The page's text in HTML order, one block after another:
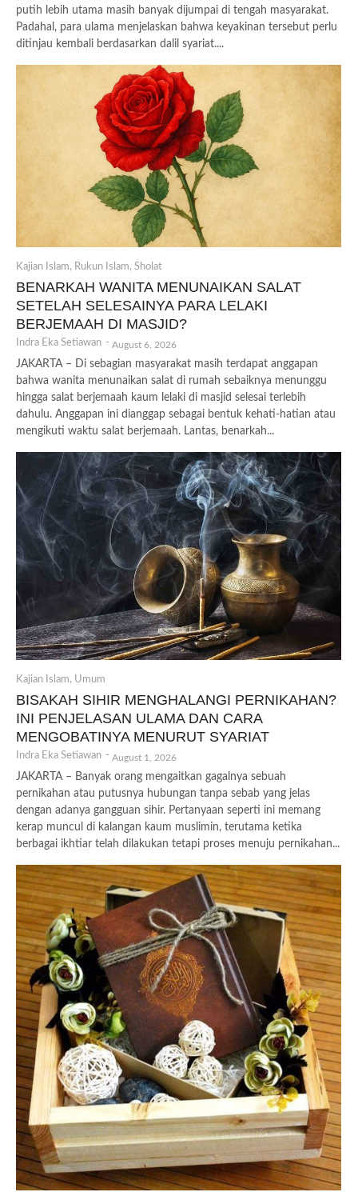
putih lebih utama masih banyak dijumpai di tengah masyarakat.
Padahal, para ulama menjelaskan bahwa keyakinan tersebut perlu
ditinjau kembali berdasarkan dalil syariat....
Kajian Islam, Rukun Islam, Sholat
BENARKAH WANITA MENUNAIKAN SALAT
SETELAH SELESAINYA PARA LELAKI
BERJEMAAH DI MASJID?
Indra Eka Setiawan - August 6, 2026
JAKARTA – Di sebagian masyarakat masih terdapat anggapan
bahwa wanita menunaikan salat di rumah sebaiknya menunggu
hingga salat berjemaah kaum lelaki di masjid selesai terlebih
dahulu. Anggapan ini dianggap sebagai bentuk kehati-hatian atau
mengikuti waktu salat berjemaah. Lantas, benarkah...
Kajian Islam, Umum
BISAKAH SIHIR MENGHALANGI PERNIKAHAN?
INI PENJELASAN ULAMA DAN CARA
MENGOBATINYA MENURUT SYARIAT
Indra Eka Setiawan - August 1, 2026
JAKARTA – Banyak orang mengaitkan gagalnya sebuah
pernikahan atau putusnya hubungan tanpa sebab yang jelas
dengan adanya gangguan sihir. Pertanyaan seperti ini memang
kerap muncul di kalangan kaum muslimin, terutama ketika
berbagai ikhtiar telah dilakukan tetapi proses menuju pernikahan...